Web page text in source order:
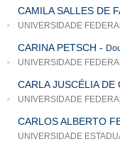
CAMILA SALLES DE
UNIVERSIDADE
CARINA PETSCH -
UNIVERSIDADE
CARLA JUSCÉLIA DE
UNIVERSIDADE
CARLOS ALBERTO
UNIVERSIDADE